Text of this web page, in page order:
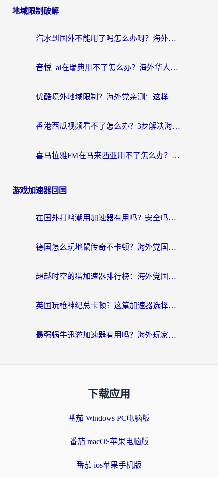
地域限制破解
汽水到国外不能用了吗怎么办呀？海外党追剧看片的救星在这里！
音悦Tai在瑞典用不了怎么办？海外华人追剧听歌的实用指南
优酷境外地域限制？海外党亲测：这样看国内剧再也不卡（附3个实用场景解决）
香港西瓜视频看不了怎么办？3步解决海外追剧难题，附靠谱加速器推荐
喜马拉雅FM在马来西亚用不了怎么办？海外华人亲测有效的回国加速指南
游戏加速器回国
在国外打鸣潮用加速器有用吗？安全吗？海外玩家国服游戏加速全指南
德国怎么玩地鼠传奇不卡顿？海外党国服游戏加速全攻略（含战双EVE实用指南）
超越时空的猫加速器排行榜：海外党国服游戏不卡顿的终极选择指南
英国玩枪神纪总卡顿？这篇加速器选择指南帮你告别延迟（附实测推荐）
最强蜗牛迅游加速器有用吗？海外玩家国服游戏加速避坑指南（附德国玩忍者必须死3流星蝴蝶剑解决办法）
下载应用
番茄 Windows PC电脑版
番茄 macOS苹果电脑版
番茄 ios苹果手机版